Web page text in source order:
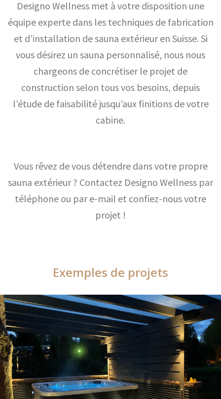
Designo Wellness met à votre disposition une
équipe experte dans les techniques de fabrication
et d’installation de sauna extérieur en Suisse. Si
vous désirez un sauna personnalisé, nous nous
chargeons de concrétiser le projet de
construction selon tous vos besoins, depuis
l’étude de faisabilité jusqu’aux finitions de votre
cabine.
Vous rêvez de vous détendre dans votre propre
sauna extérieur ? Contactez Designo Wellness par
téléphone ou par e-mail et confiez-nous votre
projet !
Exemples de projets
Exemples de projets